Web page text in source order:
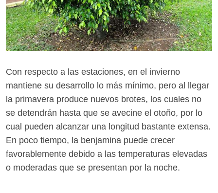
Con respecto a las estaciones, en el invierno
mantiene su desarrollo lo más mínimo, pero al llegar
la primavera produce nuevos brotes, los cuales no
se detendrán hasta que se avecine el otoño, por lo
cual pueden alcanzar una longitud bastante extensa.
En poco tiempo, la benjamina puede crecer
favorablemente debido a las temperaturas elevadas
o moderadas que se presentan por la noche.